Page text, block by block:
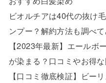
ビオルチアは40代の抜け
ンプー？解約方法も調べ
【2023年最新】エールボ
が染まる？口コミやお得
【口コミ徹底検証】ビー